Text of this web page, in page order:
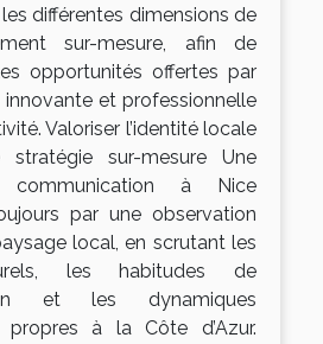
différentes dimensions de
sur-mesure, afin de
opportunités offertes par
et professionnelle
Valoriser l’identité locale
sur-mesure Une
à Nice
par une observation
local, en scrutant les
les habitudes de
et les dynamiques
propres à la Côte d’Azur.